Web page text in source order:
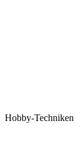
Hobby-Techniken